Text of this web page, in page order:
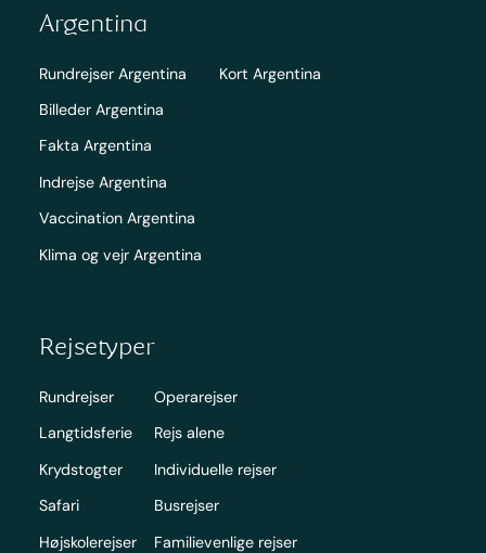
Argentina
Rundrejser Argentina
Billeder Argentina
Fakta Argentina
Indrejse Argentina
Vaccination Argentina
Klima og vejr Argentina
Kort Argentina
Rejsetyper
Rundrejser
Langtidsferie
Krydstogter
Safari
Højskolerejser
Operarejser
Rejs alene
Individuelle rejser
Busrejser
Familievenlige rejser